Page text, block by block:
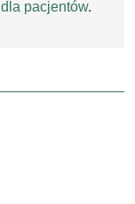
dla pacjentów.